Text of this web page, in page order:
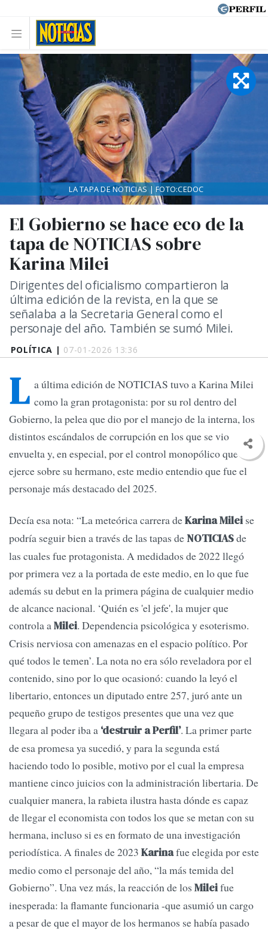
POLÍTICA | 07-01-2026 13:36
El Gobierno se hace eco de la
tapa de NOTICIAS sobre
Karina Milei
Dirigentes del oficialismo compartieron la
última edición de la revista, en la que se
señalaba a la Secretaria General como el
personaje del año. También se sumó Milei.
LA TAPA DE NOTICIAS | FOTO:CEDOC
L a última edición de NOTICIAS tuvo a Karina Milei
como la gran protagonista: por su rol dentro del
Gobierno, la pelea que dio por el manejo de la interna, los
distintos escándalos de corrupción en los que se vio
envuelta y, en especial, por el control monopólico que
ejerce sobre su hermano, este medio entendio que fue el
personaje más destacado del 2025.
Decía esa nota: “La meteórica carrera deKarina Milei se
podría seguir bien a través de las tapas deNOTICIASde
las cuales fue protagonista. A medidados de 2022 llegó
por primera vez a la portada de este medio, en lo que fue
además su debut en la primera página de cualquier medio
de alcance nacional. ‘Quién es 'el jefe', la mujer que
controla aMilei. Dependencia psicológica y esoterismo.
Crisis nerviosa con amenazas en el espacio político. Por
qué todos le temen’. La nota no era sólo reveladora por el
contenido, sino por lo que ocasionó: cuando la leyó el
libertario, entonces un diputado entre 257, juró ante un
pequeño grupo de testigos presentes que una vez que
llegara al poder iba a ‘destruir a Perfil’. La primer parte
de esa promesa ya sucedió, y para la segunda está
haciendo todo lo posible, motivo por el cual la empresa
mantiene cinco juicios con la administración libertaria. De
cualquier manera, la rabieta ilustra hasta dónde es capaz
de llegar el economista con todos los que se metan con su
hermana, incluso si es en formato de una investigación
periodística. A finales de 2023 Karinafue elegida por este
medio como el personaje del año, “la más temida del
Gobierno”. Una vez más, la reacción de los Mileifue
inesperada: la flamante funcionaria -que asumió un cargo
a pesar de que el mayor de los hermanos se había pasado